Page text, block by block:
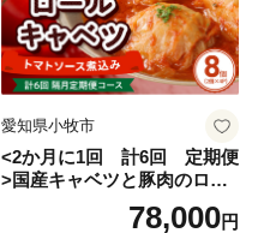
愛知県小牧市
<2か月に1回 計6回 定期便
>国産キャベツと豚肉のロー
ルキャベツ（4P入り）
78,000円